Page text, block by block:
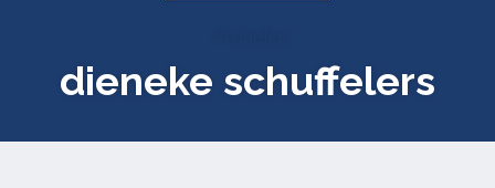
dieneke schuffelers